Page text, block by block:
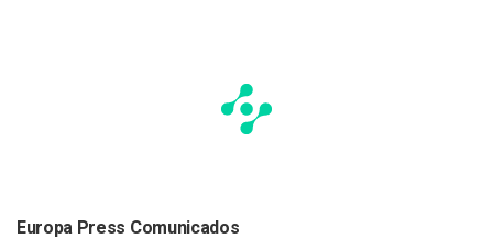
Europa Press Comunicados